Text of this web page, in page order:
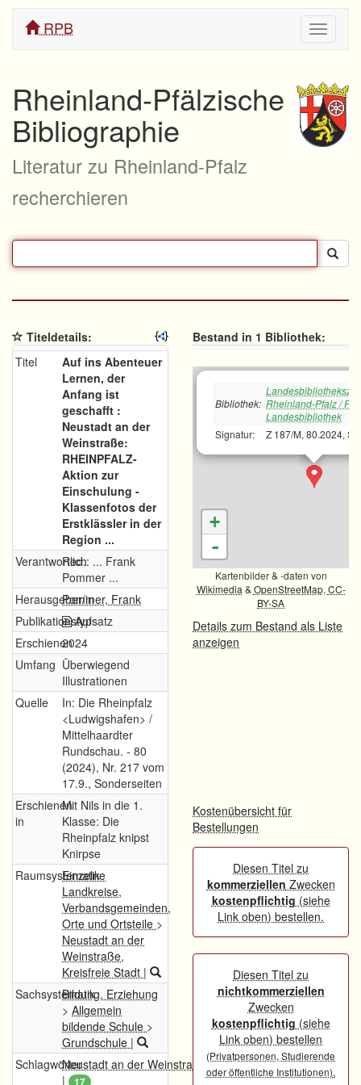
ein/
RPB
Rheinland-Pfälzische
Bibliographie
Literatur zu Rheinland-Pfalz
recherchieren
Titeldetails:
Titel
Auf ins Abenteuer
Lernen, der
Anfang ist
geschafft :
Neustadt an der
Weinstraße:
RHEINPFALZ-
Aktion zur
Einschulung -
Klassenfotos der
Erstklässler in der
Region ...
VerantwortlichRed.: ... Frank
Pommer ...
Herausgeber/inPommer, Frank
PublikationstypAufsatz
Erschienen2024
Umfang Überwiegend
Illustrationen
Quelle
In: Die Rheinpfalz
<Ludwigshafen> /
Mittelhaardter
Rundschau. - 80
(2024), Nr. 217 vom
17.9., Sonderseiten
Erschienen
in
Mit Nils in die 1.
Klasse: Die
Rheinpfalz knipst
Knirpse
Raumsystematik
Einzelne
Landkreise,
Verbandsgemeinden,
Orte und Ortsteile >
Neustadt an der
Weinstraße,
Kreisfreie Stadt |
SachsystematikBildung. Erziehung
> Allgemein
bildende Schule >
Grundschule |
SchlagwörterNeustadt an der Weinstraße (Region)
|
17
Bestand in 1 Bibliothek:
Bibliothek: Rheinland-Pfalz /
Landesbibliothek
Signatur:
Z 187/M, 80.2024,
+
-
Kartenbilder & -daten von
Wikimedia & OpenStreetMap, CC-
BY-SA
Details zum Bestand als Liste
anzeigen
Kostenübersicht für
Bestellungen
Diesen Titel zu
kommerziellen Zwecken
kostenpflichtig (siehe
Link oben) bestellen.
Diesen Titel zu
nichtkommerziellen
Zwecken
kostenpflichtig (siehe
Link oben) bestellen
(Privatpersonen, Studierende
oder öffentliche Institutionen).